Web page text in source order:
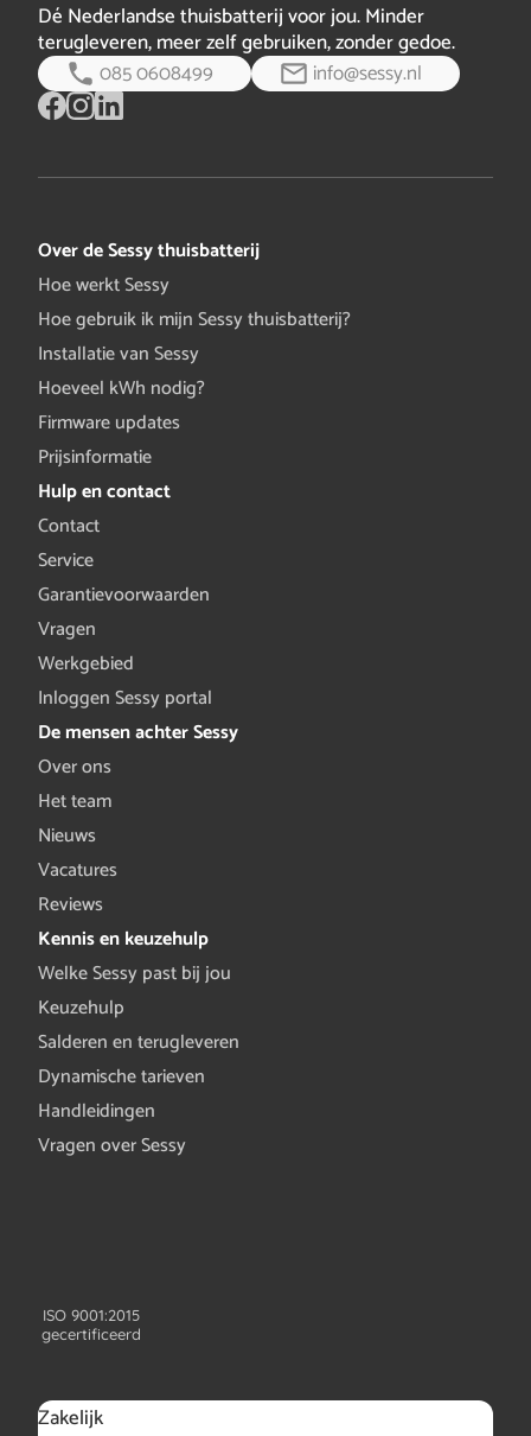
Dé Nederlandse thuisbatterij voor jou. Minder
terugleveren, meer zelf gebruiken, zonder gedoe.
085 0608499
info@sessy.nl
Over de Sessy thuisbatterij
Hoe werkt Sessy
Hoe gebruik ik mijn Sessy thuisbatterij?
Installatie van Sessy
Hoeveel kWh nodig?
Firmware updates
Prijsinformatie
Hulp en contact
Contact
Service
Garantievoorwaarden
Vragen
Werkgebied
Inloggen Sessy portal
De mensen achter Sessy
Over ons
Het team
Nieuws
Vacatures
Reviews
Kennis en keuzehulp
Welke Sessy past bij jou
Keuzehulp
Salderen en terugleveren
Dynamische tarieven
Handleidingen
Vragen over Sessy
ISO 9001:2015
gecertificeerd
Zakelijk